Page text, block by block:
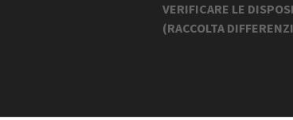
VERIFICARE LE
(RACCOLTA